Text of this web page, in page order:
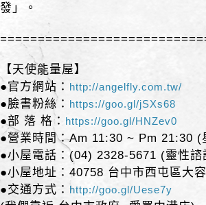
發」。
【天使能量屋】
●官方網站： http://angelfly.com.tw/
●臉書粉絲： https://goo.gl/jSXs68
●部 落 格： https://goo.gl/HNZev0
●營業時間：Am 11:30 ~ Pm 21:30 (
●小屋電話：(04) 2328-5671 (靈性
●小屋地址：40758 台中市西屯區大
●交通方式： http://goo.gl/Uese7y